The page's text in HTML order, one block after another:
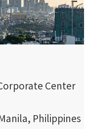
Center
Philippines